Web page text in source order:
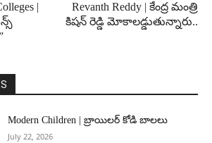
|
Revanth Reddy | కేంద్ర మంత్రి
కిషన్ రెడ్డి మోకాలడ్డుతున్నారు..
Modern Children | బ్రాయిలర్ కోడి బాలలు
July 22, 2026